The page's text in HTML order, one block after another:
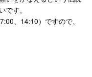
す。
、14:10）ですので、